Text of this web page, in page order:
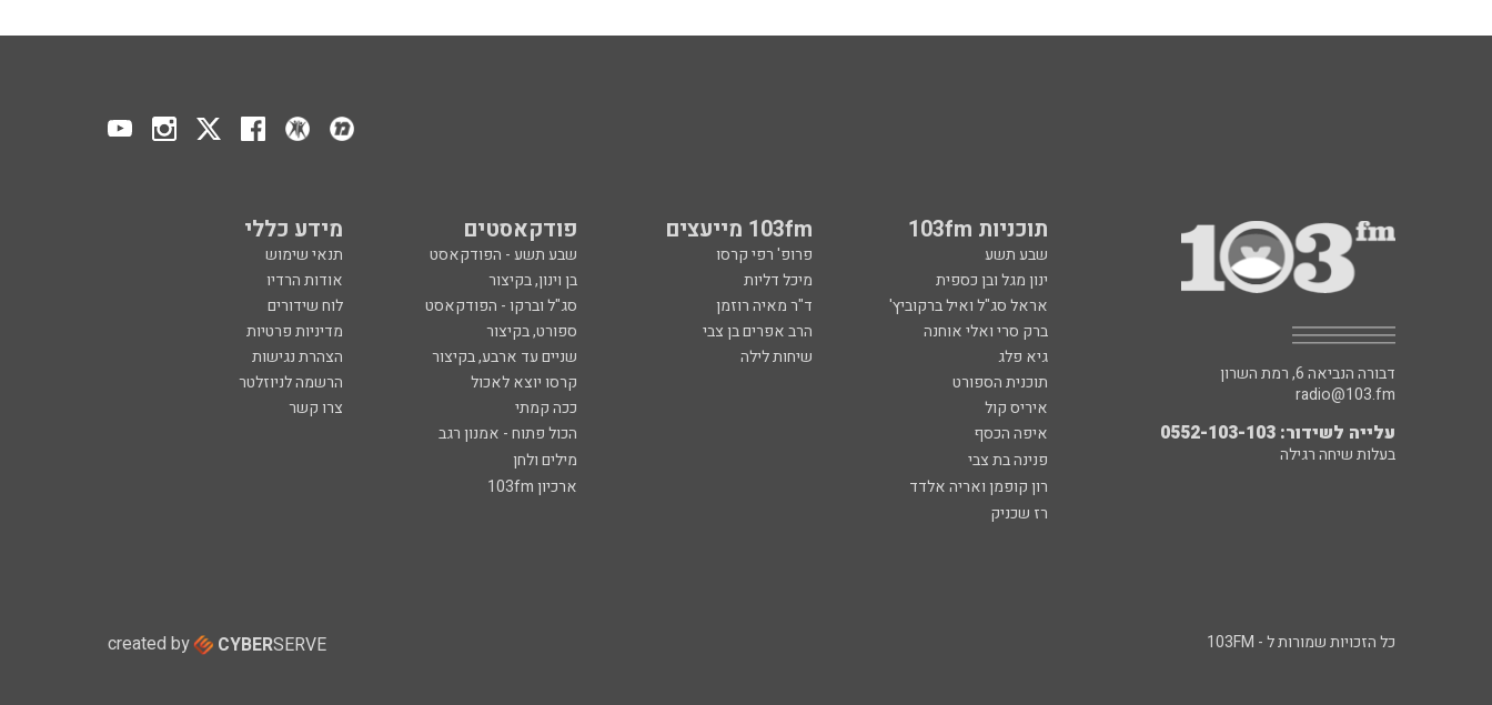
תוכניות 103fm 103fm מייעצים פודקאסטים מידע כללי
שבע תשע פרופ' רפי קרסו שבע תשע - הפודקאסט
תנאי שימוש
ינון מגל ובן כספית
מיכל דליות בן וינון, בקיצור
אודות הרדיו
אראל סג"ל ואיל ברקוביץ'
ד"ר מאיה רוזמן סג"ל וברקו - הפודקאסט
לוח שידורים
ברק סרי ואלי אוחנה
הרב אפרים בן צבי ספורט, בקיצור
מדיניות פרטיות
גיא פלג
שיחות לילה שניים עד ארבע, בקיצור
הצהרת נגישות
תוכנית הספורט
קרסו יוצא לאכול
הרשמה לניוזלטר
איריס קול
ככה קמתי
צרו קשר
איפה הכסף
הכול פתוח - אמנון רגב
פנינה בת צבי
מילים ולחן
רון קופמן ואריה אלדד
ארכיון 103fm
רז שכניק
דבורה הנביאה 6, רמת השרון
radio@103.fm
עלייה לשידור: 0552-103-103
בעלות שיחה רגילה
כל הזכויות שמורות ל - 103FM created by CYBERSERVE